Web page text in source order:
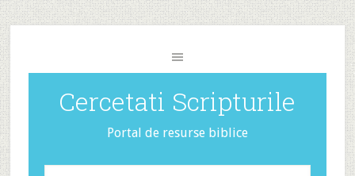
Cercetati Scripturile
Portal de resurse biblice